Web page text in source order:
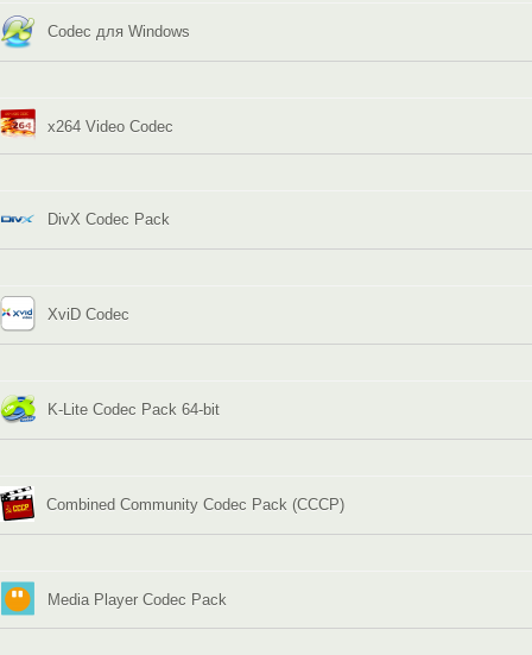
Codec для Windows
x264 Video Codec
DivX Codec Pack
XviD Codec
K-Lite Codec Pack 64-bit
Combined Community Codec Pack (CCCP)
Media Player Codec Pack